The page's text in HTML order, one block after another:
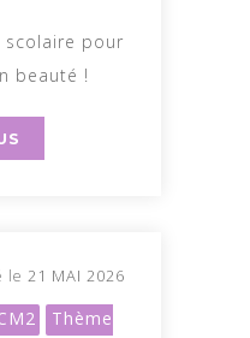
pour
beauté !
le 21 MAI 2026
Thème